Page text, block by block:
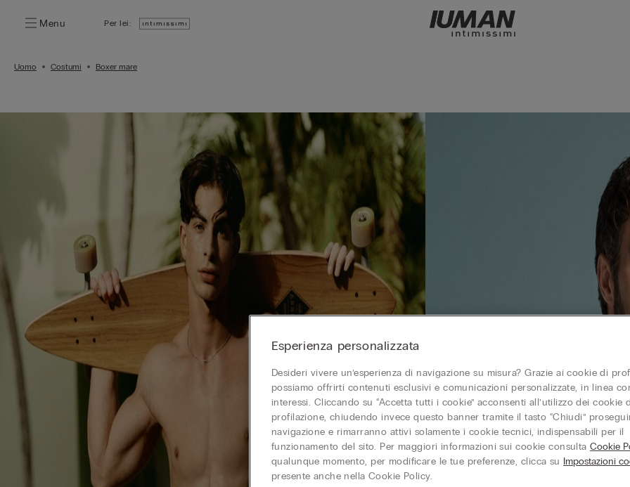
Menu Per lei:
Uomo Costumi Boxer mare
Esperienza personalizzata
Desideri vivere un’esperienza di navigazione su misura? Grazie ai cookie di
possiamo offrirti contenuti esclusivi e comunicazioni personalizzate, in linea
interessi. Cliccando su “Accetta tutti i cookie” acconsenti all’utilizzo dei cookie
profilazione, chiudendo invece questo banner tramite il tasto “Chiudi”
navigazione e rimarranno attivi solamente i cookie tecnici, indispensabili per il
funzionamento del sito. Per maggiori informazioni sui cookie consultaCookie
qualunque momento, per modificare le tue preferenze, clicca su Impostazioni
presente anche nella Cookie Policy.